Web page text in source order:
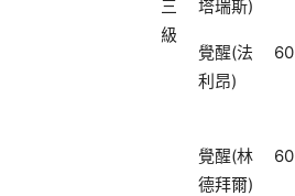
三
級
塔瑞斯)
覺醒(法
利昂)
60
覺醒(林
德拜爾)
60